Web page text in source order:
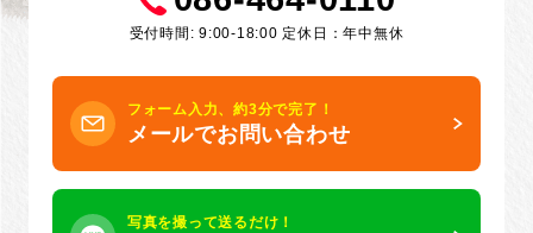
受付時間: 9:00-18:00 定休日：年中無休
フォーム入力、約3分で完了！
メールでお問い合わせ
写真を撮って送るだけ！